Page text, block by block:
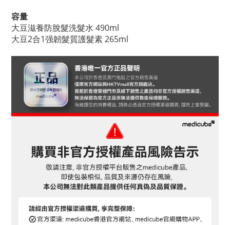
容量
大豆滋養防脫髮洗髮水 490ml
大豆2合1强韌髮質護髮素 265ml